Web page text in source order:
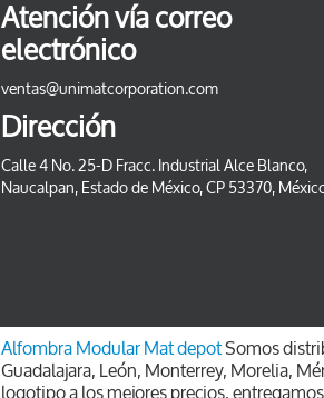
Atención vía correo
electrónico
ventas@unimatcorporation.com
Dirección
Calle 4 No. 25-D Fracc. Industrial Alce Blanco,
Naucalpan, Estado de México, CP 53370,
Alfombra ModularMat depotSomos
Guadalajara, León, Monterrey, Morelia,
logotipo a los mejores precios,